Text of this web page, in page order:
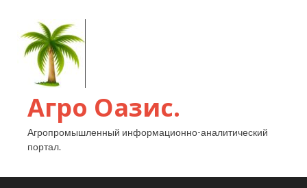
Агро Оазис.
Агропромышленный информационно-аналитический
портал.